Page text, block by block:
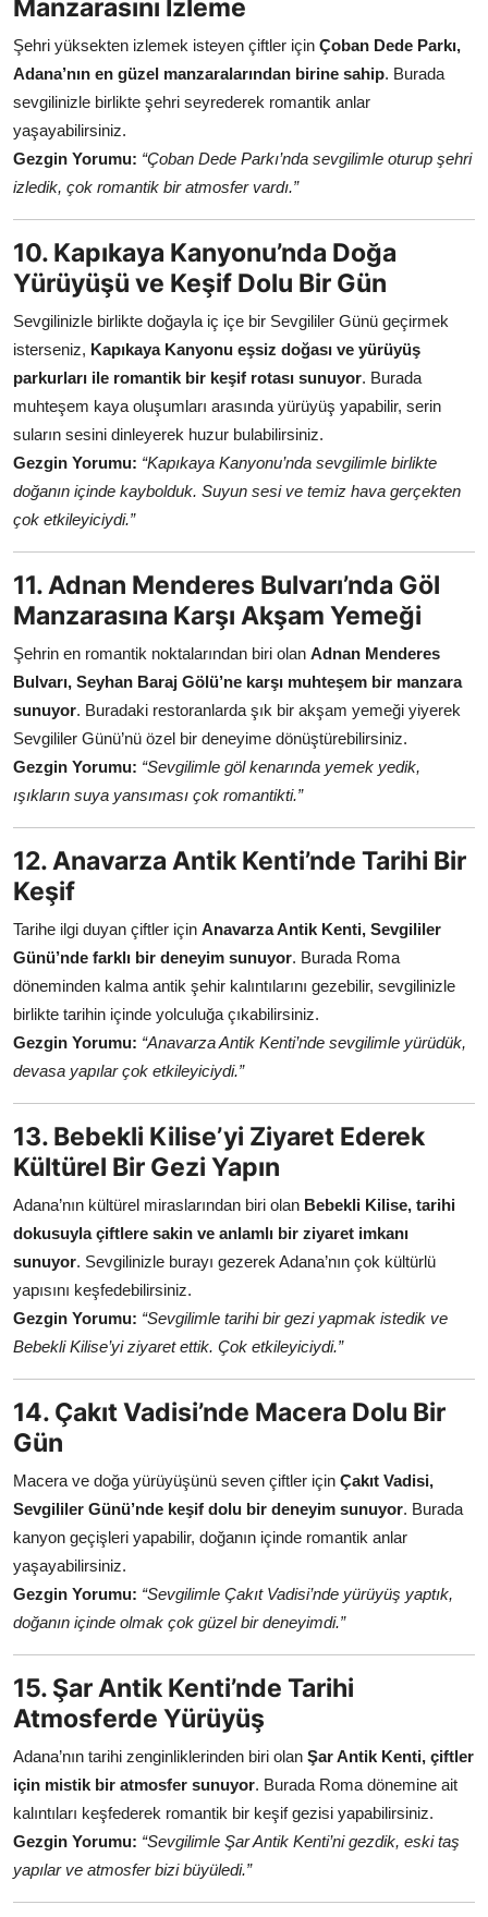
Manzarasını İzleme
Şehri yüksekten izlemek isteyen çiftler için Çoban Dede Parkı,
Adana’nın en güzel manzaralarından birine sahip. Burada
sevgilinizle birlikte şehri seyrederek romantik anlar
yaşayabilirsiniz.
Gezgin Yorumu: “Çoban Dede Parkı’nda sevgilimle oturup şehri
izledik, çok romantik bir atmosfer vardı.”
10. Kapıkaya Kanyonu’nda Doğa
Yürüyüşü ve Keşif Dolu Bir Gün
Sevgilinizle birlikte doğayla iç içe bir Sevgililer Günü geçirmek
isterseniz, Kapıkaya Kanyonu eşsiz doğası ve yürüyüş
parkurları ile romantik bir keşif rotası sunuyor. Burada
muhteşem kaya oluşumları arasında yürüyüş yapabilir, serin
suların sesini dinleyerek huzur bulabilirsiniz.
Gezgin Yorumu: “Kapıkaya Kanyonu’nda sevgilimle birlikte
doğanın içinde kaybolduk. Suyun sesi ve temiz hava gerçekten
çok etkileyiciydi.”
11. Adnan Menderes Bulvarı’nda Göl
Manzarasına Karşı Akşam Yemeği
Şehrin en romantik noktalarından biri olan Adnan Menderes
Bulvarı, Seyhan Baraj Gölü’ne karşı muhteşem bir manzara
sunuyor. Buradaki restoranlarda şık bir akşam yemeği yiyerek
Sevgililer Günü’nü özel bir deneyime dönüştürebilirsiniz.
Gezgin Yorumu: “Sevgilimle göl kenarında yemek yedik,
ışıkların suya yansıması çok romantikti.”
12. Anavarza Antik Kenti’nde Tarihi Bir
Keşif
Tarihe ilgi duyan çiftler için Anavarza Antik Kenti, Sevgililer
Günü’nde farklı bir deneyim sunuyor. Burada Roma
döneminden kalma antik şehir kalıntılarını gezebilir, sevgilinizle
birlikte tarihin içinde yolculuğa çıkabilirsiniz.
Gezgin Yorumu: “Anavarza Antik Kenti’nde sevgilimle yürüdük,
devasa yapılar çok etkileyiciydi.”
13. Bebekli Kilise’yi Ziyaret Ederek
Kültürel Bir Gezi Yapın
Adana’nın kültürel miraslarından biri olan Bebekli Kilise, tarihi
dokusuyla çiftlere sakin ve anlamlı bir ziyaret imkanı
sunuyor. Sevgilinizle burayı gezerek Adana’nın çok kültürlü
yapısını keşfedebilirsiniz.
Gezgin Yorumu: “Sevgilimle tarihi bir gezi yapmak istedik ve
Bebekli Kilise’yi ziyaret ettik. Çok etkileyiciydi.”
14. Çakıt Vadisi’nde Macera Dolu Bir
Gün
Macera ve doğa yürüyüşünü seven çiftler için Çakıt Vadisi,
Sevgililer Günü’nde keşif dolu bir deneyim sunuyor. Burada
kanyon geçişleri yapabilir, doğanın içinde romantik anlar
yaşayabilirsiniz.
Gezgin Yorumu: “Sevgilimle Çakıt Vadisi’nde yürüyüş yaptık,
doğanın içinde olmak çok güzel bir deneyimdi.”
15. Şar Antik Kenti’nde Tarihi
Atmosferde Yürüyüş
Adana’nın tarihi zenginliklerinden biri olan Şar Antik Kenti, çiftler
için mistik bir atmosfer sunuyor. Burada Roma dönemine ait
kalıntıları keşfederek romantik bir keşif gezisi yapabilirsiniz.
Gezgin Yorumu: “Sevgilimle Şar Antik Kenti’ni gezdik, eski taş
yapılar ve atmosfer bizi büyüledi.”